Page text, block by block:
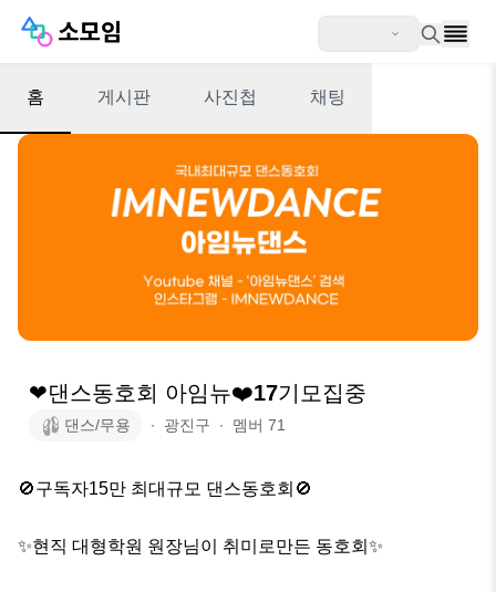
홈 게시판 사진첩 채팅
❤댄스동호회 아임뉴❤️17기모집중
댄스/무용 ∙ 광진구 ∙ 멤버 71
🚫구독자15만 최대규모 댄스동호회🚫
✨️현직 대형학원 원장님이 취미로만든 동호회✨️